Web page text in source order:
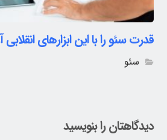
قدرت سئو را با این ابزارهای انقلابی
سئو
دیدگاهتان را بنویسید